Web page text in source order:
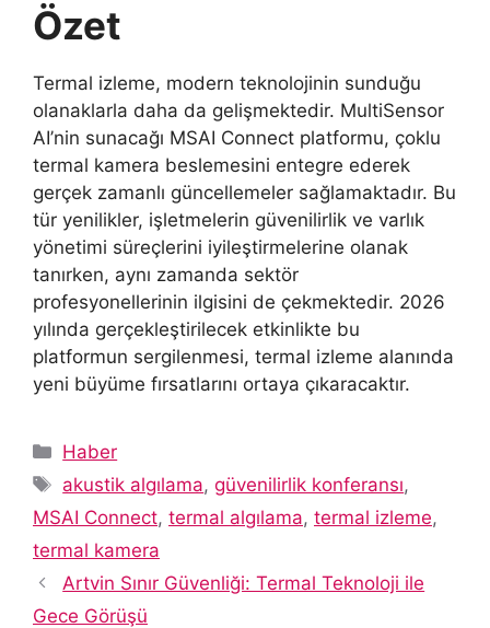
Özet
Termal izleme, modern teknolojinin sunduğu
olanaklarla daha da gelişmektedir. MultiSensor
AI’nin sunacağı MSAI Connect platformu, çoklu
termal kamera beslemesini entegre ederek
gerçek zamanlı güncellemeler sağlamaktadır. Bu
tür yenilikler, işletmelerin güvenilirlik ve varlık
yönetimi süreçlerini iyileştirmelerine olanak
tanırken, aynı zamanda sektör
profesyonellerinin ilgisini de çekmektedir. 2026
yılında gerçekleştirilecek etkinlikte bu
platformun sergilenmesi, termal izleme alanında
yeni büyüme fırsatlarını ortaya çıkaracaktır.
Kategoriler
Haber
Etiketler
akustik algılama,güvenilirlik konferansı,
MSAI Connect, termal algılama, termal izleme,
termal kamera
Artvin Sınır Güvenliği: Termal Teknoloji ile
Gece Görüşü